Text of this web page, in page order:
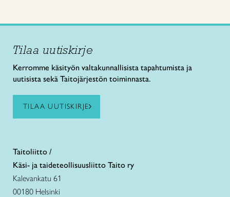
Tilaa uutiskirje
Kerromme käsityön valtakunnallisista tapahtumista ja
uutisista sekä Taitojärjestön toiminnasta.
TILAA UUTISKIRJE
Taitoliitto /
Käsi- ja taideteollisuusliitto Taito ry
Kalevankatu 61
00180 Helsinki